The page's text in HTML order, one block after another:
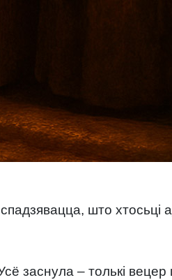
што хтосьці
заснула – толькі вецер